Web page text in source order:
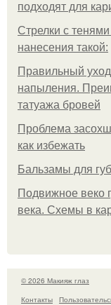
подходят для
Стрелки с
нанесения такой:
Правильный
напыления.
татуажа бровей
Проблема
как избежать
Бальзамы для
Подвижное веко
века. Схемы в
© 2026 Макияж глаз
Контакты